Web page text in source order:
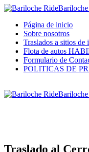
Página de inicio
Sobre nosotros
Traslados a sitios de
Flota de autos
Formulario de
POLITICAS DE
Traslado al